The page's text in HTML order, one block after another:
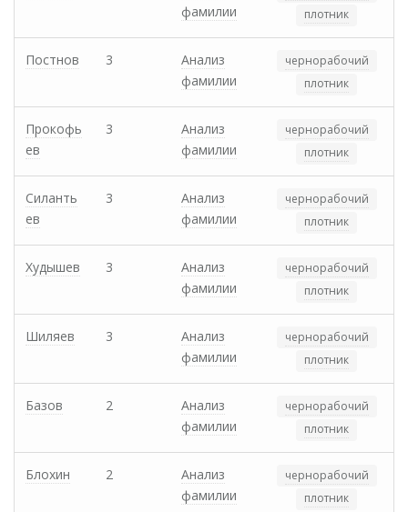
фамилии
плотник
Постнов 3
Анализ
фамилии
чернорабочий
плотник
Прокофь
ев
3
Анализ
фамилии
чернорабочий
плотник
Силанть
ев
3
Анализ
фамилии
чернорабочий
плотник
Худышев 3
Анализ
фамилии
чернорабочий
плотник
Шиляев 3
Анализ
фамилии
чернорабочий
плотник
Базов 2
Анализ
фамилии
чернорабочий
плотник
Блохин 2
Анализ
фамилии
чернорабочий
плотник